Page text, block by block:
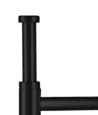
管
F-